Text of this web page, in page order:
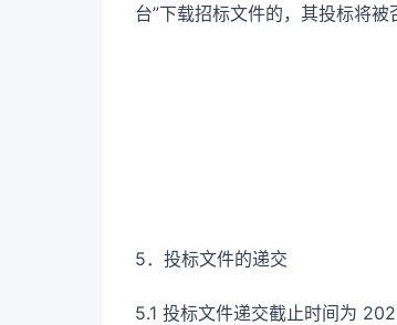
台”下载招标文件的，其投标将被
5．投标文件的递交
5.1 投标文件递交截止时间为